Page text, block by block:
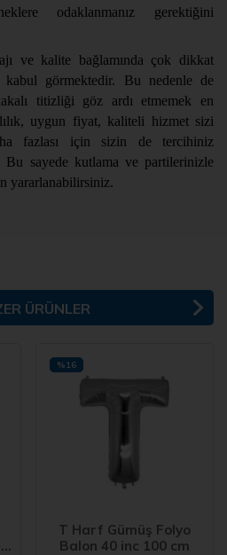
odaklanmanız gerektiğini
ve kalite bağlamında çok dikkat
görmektedir. Bu nedenle de
titizliği göz ardı etmemek en
uygun fiyat, kaliteli hizmet sizi
fazlası için sizin de tercihiniz
Bu sayede kutlama ve partilerinizle
yararlanabilirsiniz.
ÜRÜNLER
T Harf Gümüş Folyo
Balon 40 inc 100 cm
%16